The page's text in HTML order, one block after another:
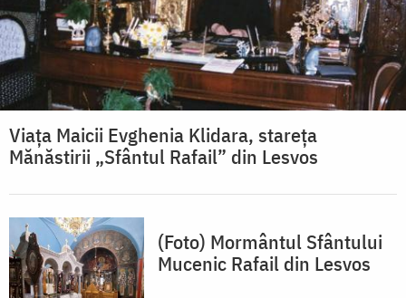
Viața Maicii Evghenia Klidara, stareța
Mănăstirii „Sfântul Rafail” din Lesvos
(Foto) Mormântul Sfântului
Mucenic Rafail din Lesvos